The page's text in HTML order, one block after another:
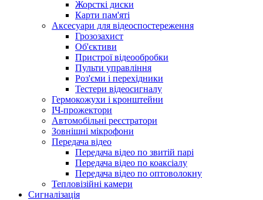
Жорсткі диски
Карти пам'яті
Аксесуари для відеоспостереження
Грозозахист
Об'єктиви
Пристрої відеообробки
Пульти управління
Роз'єми і перехідники
Тестери відеосигналу
Гермокожухи і кронштейни
ІЧ-прожектори
Автомобільні реєстратори
Зовнішні мікрофони
Передача відео
Передача відео по звитій парі
Передача відео по коаксіалу
Передача відео по оптоволокну
Тепловізійні камери
Cигналізація